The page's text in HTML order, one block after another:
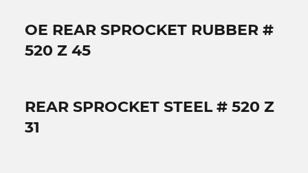
OE REAR SPROCKET RUBBER #
520 Z 45
REAR SPROCKET STEEL # 520 Z
31